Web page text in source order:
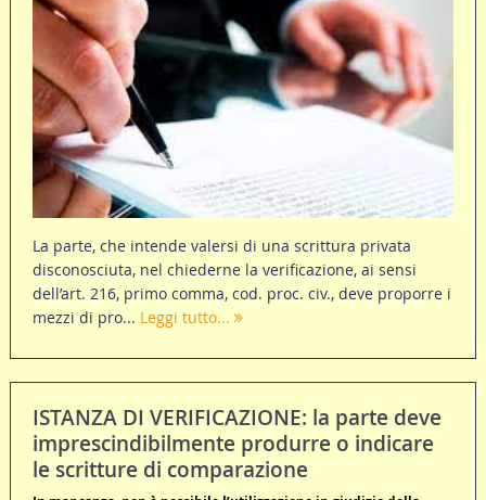
La parte, che intende valersi di una scrittura privata
disconosciuta, nel chiederne la verificazione, ai sensi
dell’art. 216, primo comma, cod. proc. civ., deve proporre i
mezzi di pro... Leggi tutto...
ISTANZA DI VERIFICAZIONE: la parte deve
imprescindibilmente produrre o indicare
le scritture di comparazione